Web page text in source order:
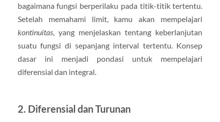
bagaimana fungsi berperilaku pada titik-titik tertentu.
Setelah memahami limit, kamu akan mempelajari
kontinuitas, yang menjelaskan tentang keberlanjutan
suatu fungsi di sepanjang interval tertentu. Konsep
dasar ini menjadi pondasi untuk mempelajari
diferensial dan integral.
2. Diferensial dan Turunan